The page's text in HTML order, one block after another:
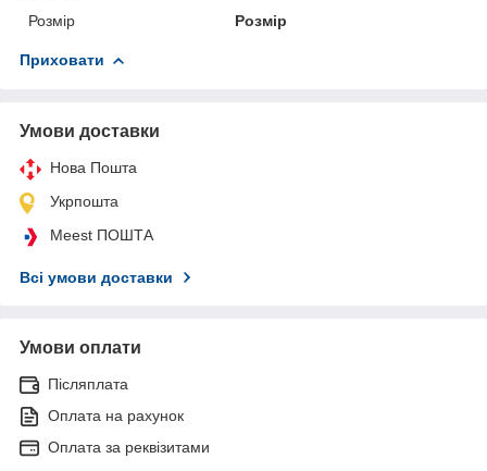
Розмір
Розмір
Приховати
Умови доставки
Нова Пошта
Укрпошта
Meest ПОШТА
Всі умови доставки
Умови оплати
Післяплата
Оплата на рахунок
Оплата за реквізитами